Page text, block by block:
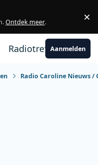
Ontdek meer. ×
RadiotrefpuntAanmelden
Radio Caroline Nieuws /